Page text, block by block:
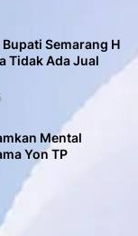
Semarang H
Tidak Ada Jual
Mental
Yon TP